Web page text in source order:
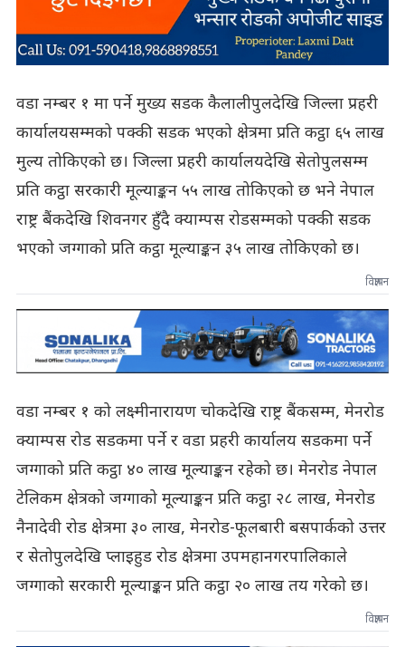
वडा नम्बर १ मा पर्ने मुख्य सडक कैलालीपुलदेखि जिल्ला प्रहरी
कार्यालयसम्मको पक्की सडक भएको क्षेत्रमा प्रति कट्ठा ६५ लाख
मुल्य तोकिएको छ। जिल्ला प्रहरी कार्यालयदेखि सेतोपुलसम्म
प्रति कट्ठा सरकारी मूल्याङ्कन ५५ लाख तोकिएको छ भने नेपाल
राष्ट्र बैंकदेखि शिवनगर हुँदै क्याम्पस रोडसम्मको पक्की सडक
भएको जग्गाको प्रति कट्ठा मूल्याङ्कन ३५ लाख तोकिएको छ।
विज्ञापन
वडा नम्बर १ को लक्ष्मीनारायण चोकदेखि राष्ट्र बैंकसम्म, मेनरोड
क्याम्पस रोड सडकमा पर्ने र वडा प्रहरी कार्यालय सडकमा पर्ने
जग्गाको प्रति कट्ठा ४० लाख मूल्याङ्कन रहेको छ। मेनरोड नेपाल
टेलिकम क्षेत्रको जग्गाको मूल्याङ्कन प्रति कट्ठा २८ लाख, मेनरोड
नैनादेवी रोड क्षेत्रमा ३० लाख, मेनरोड-फूलबारी बसपार्कको उत्तर
र सेतोपुलदेखि प्लाइहुड रोड क्षेत्रमा उपमहानगरपालिकाले
जग्गाको सरकारी मूल्याङ्कन प्रति कट्ठा २० लाख तय गरेको छ।
विज्ञापन